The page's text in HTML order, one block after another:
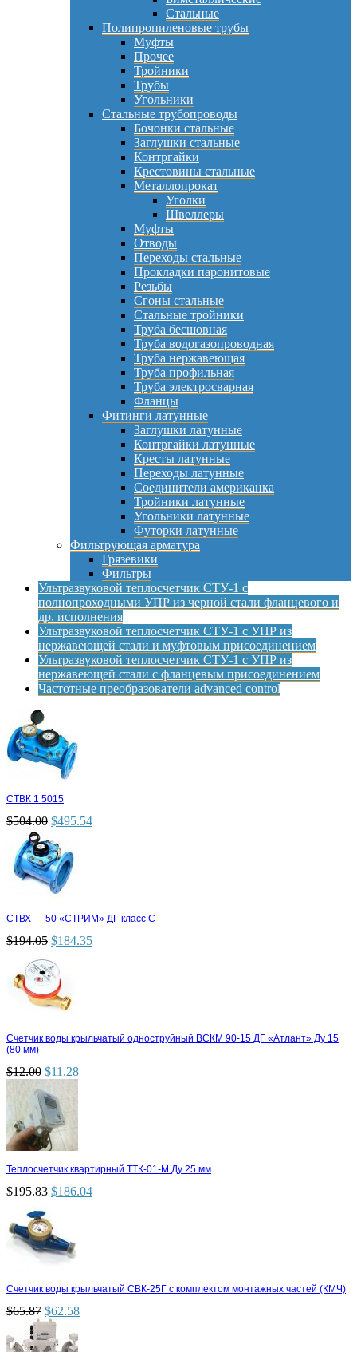
Стальные
Полипропиленовые трубы
Муфты
Прочее
Тройники
Трубы
Угольники
Стальные трубопроводы
Бочонки стальные
Заглушки стальные
Контргайки
Крестовины стальные
Металлопрокат
Уголки
Швеллеры
Муфты
Отводы
Переходы стальные
Прокладки паронитовые
Резьбы
Сгоны стальные
Стальные тройники
Труба бесшовная
Труба водогазопроводная
Труба нержавеющая
Труба профильная
Труба электросварная
Фланцы
Фитинги латунные
Заглушки латунные
Контргайки латунные
Кресты латунные
Переходы латунные
Соединители американка
Тройники латунные
Угольники латунные
Футорки латунные
Фильтрующая арматура
Грязевики
Фильтры
Ультразвуковой теплосчетчик СТУ-1 с
полнопроходными УПР из черной стали фланцевого и
др. исполнения
Ультразвуковой теплосчетчик СТУ-1 с УПР из
нержавеющей стали и муфтовым присоединением
Ультразвуковой теплосчетчик СТУ-1 с УПР из
нержавеющей стали с фланцевым присоединением
Частотные преобразователи advanced control
СТВК 1 5015
$504.00 $495.54
СТВХ — 50 «СТРИМ» ДГ класс С
$194.05 $184.35
Счетчик воды крыльчатый одноструйный ВСКМ 90-15 ДГ «Атлант» Ду 15
(80 мм)
$12.00 $11.28
Теплосчетчик квартирный ТТК-01-М Ду 25 мм
$195.83 $186.04
Счетчик воды крыльчатый СВК-25Г с комплектом монтажных частей (КМЧ)
$65.87 $62.58